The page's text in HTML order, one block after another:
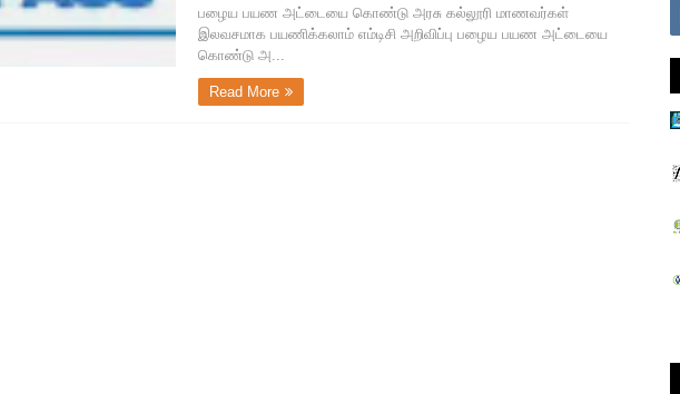
பழைய பயண அட்டையை கொண்டு அரசு கல்லூரி மாணவர்கள்
இலவசமாக பயணிக்கலாம் எம்டிசி அறிவிப்பு பழைய பயண அட்டையை
கொண்டு அ...
Read More